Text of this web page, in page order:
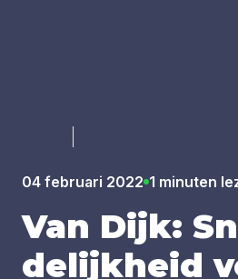
04 februari 2022 1 minuten
Van Dijk:
de­lijk­heid